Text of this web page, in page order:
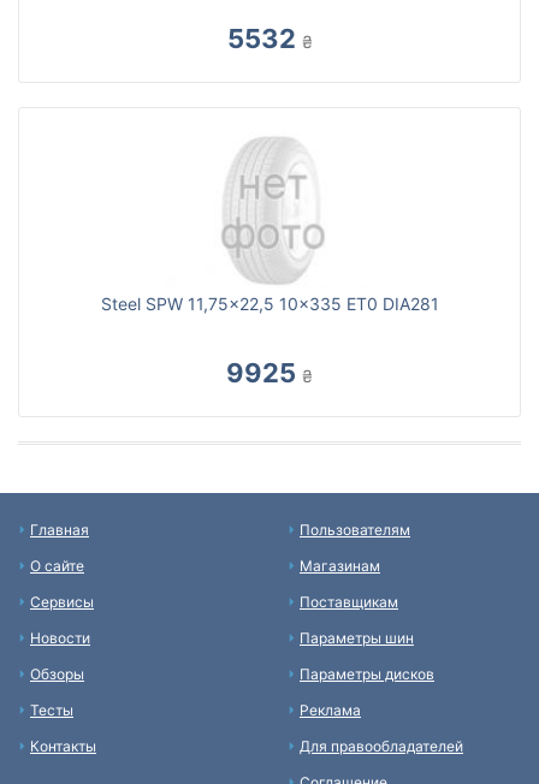
5532 ₴
Steel SPW 11,75x22,5 10x335 ET0 DIA281
9925 ₴
Главная
О сайте
Сервисы
Новости
Обзоры
Тесты
Контакты
Пользователям
Магазинам
Поставщикам
Параметры шин
Параметры дисков
Реклама
Для правообладателей